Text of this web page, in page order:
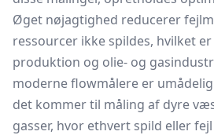
Øget nøjagtighed reducerer
ressourcer ikke spildes, hvilket
produktion og olie- og
moderne flowmålere er
det kommer til måling af dyre
gasser, hvor ethvert spild eller